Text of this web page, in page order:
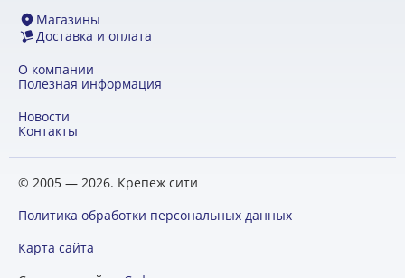
Магазины
Доставка и оплата
О компании
Полезная информация
Новости
Контакты
© 2005 — 2026. Крепеж сити
Политика обработки персональных данных
Карта сайта